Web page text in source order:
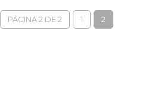
PÁGINA 2 DE 2 1 2